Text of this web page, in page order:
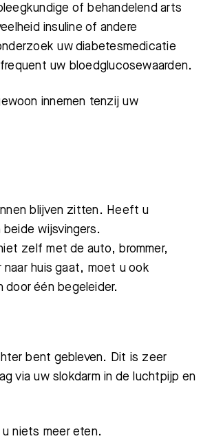
of behandelend arts
insuline of andere
uw diabetesmedicatie
uw bloedglucosewaarden.
innemen tenzij uw
blijven zitten. Heeft u
wijsvingers.
zelf met de auto, brommer,
naar huis gaat, moet u ook
door één begeleider.
bent gebleven. Dit is zeer
via uw slokdarm in de luchtpijp en
niets meer eten.